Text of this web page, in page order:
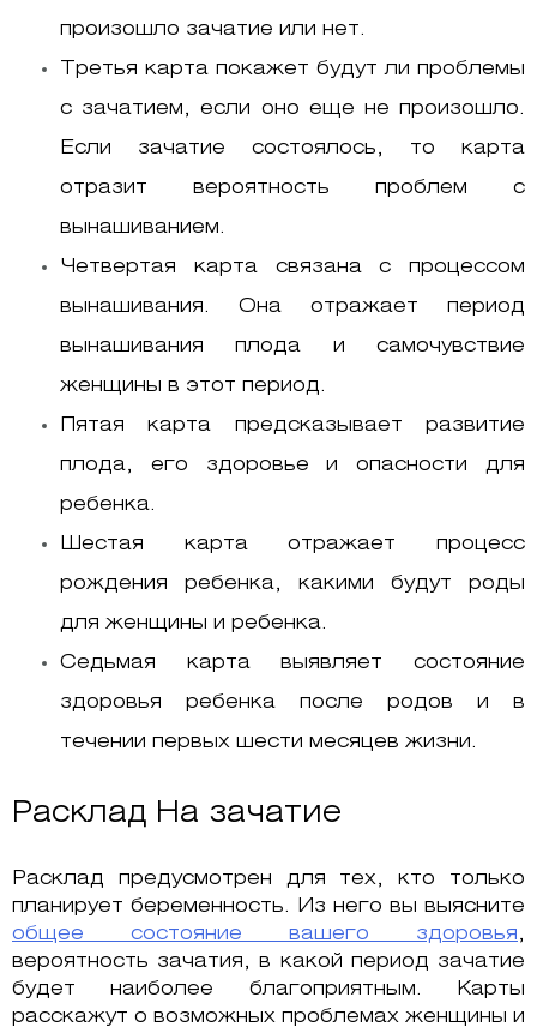
произошло зачатие или нет.
Третья карта покажет будут ли проблемы
с зачатием, если оно еще не произошло.
Если зачатие состоялось, то карта
отразит вероятность проблем с
вынашиванием.
Четвертая карта связана с процессом
вынашивания. Она отражает период
вынашивания плода и самочувствие
женщины в этот период.
Пятая карта предсказывает развитие
плода, его здоровье и опасности для
ребенка.
Шестая карта отражает процесс
рождения ребенка, какими будут роды
для женщины и ребенка.
Седьмая карта выявляет состояние
здоровья ребенка после родов и в
течении первых шести месяцев жизни.
Расклад На зачатие
Расклад предусмотрен для тех, кто только
планирует беременность. Из него вы выясните
общее состояние вашего здоровья ,
вероятность зачатия, в какой период зачатие
будет наиболее благоприятным. Карты
расскажут о возможных проблемах женщины и